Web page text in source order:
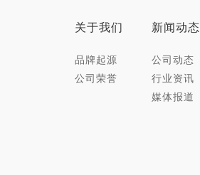
关于我们
品牌起源
公司荣誉
新闻动态
公司动态
行业资讯
媒体报道